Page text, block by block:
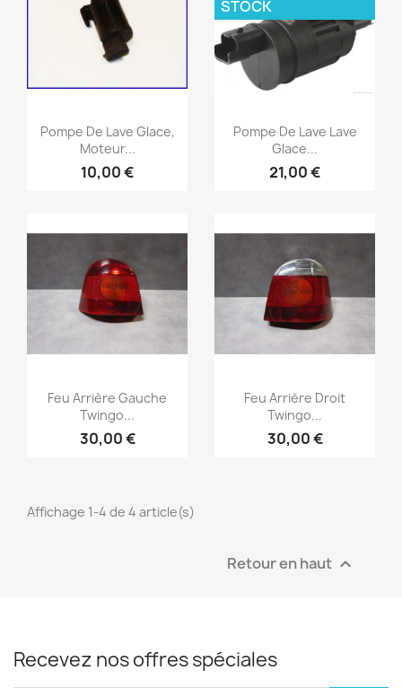
Aperçu rapide
Pompe De Lave Glace,
Moteur...
10,00 €
Aperçu rapide
Pompe De Lave Lave
Glace...
21,00 €
STOCK
Aperçu rapide
Feu Arrière Gauche
Twingo...
30,00 €
Aperçu rapide
Feu Arrière Droit
Twingo...
30,00 €
Affichage 1-4 de 4 article(s)
Retour en haut 
Recevez nos offres spéciales